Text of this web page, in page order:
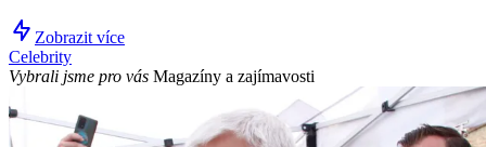
Zobrazit více
Celebrity
Vybrali jsme pro vás Magazíny a zajímavosti